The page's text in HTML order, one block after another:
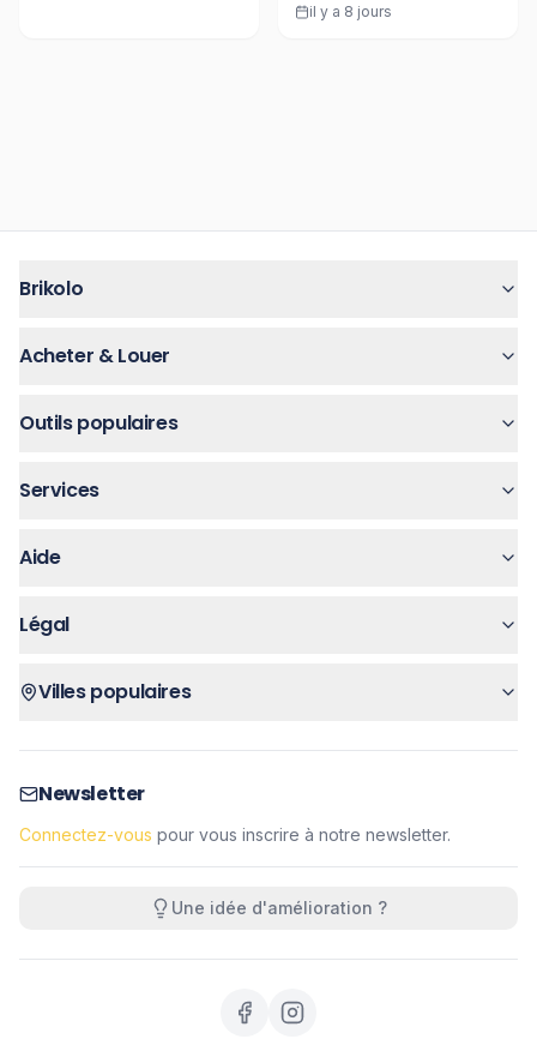
il y a 8 jours
Brikolo
Acheter & Louer
Outils populaires
Services
Aide
Légal
Villes populaires
Newsletter
Connectez-vous pour vous inscrire à notre newsletter.
Une idée d'amélioration ?